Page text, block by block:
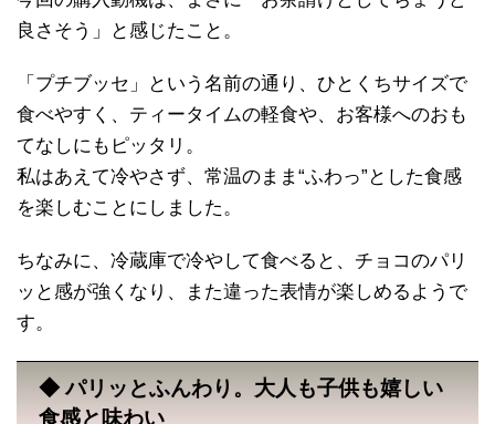
良さそう」と感じたこと。
「プチブッセ」という名前の通り、ひとくちサイズで
食べやすく、ティータイムの軽食や、お客様へのおも
てなしにもピッタリ。
私はあえて冷やさず、常温のまま“ふわっ”とした食感
を楽しむことにしました。
ちなみに、冷蔵庫で冷やして食べると、チョコのパリ
ッと感が強くなり、また違った表情が楽しめるようで
す。
◆ パリッとふんわり。大人も子供も嬉しい
食感と味わい